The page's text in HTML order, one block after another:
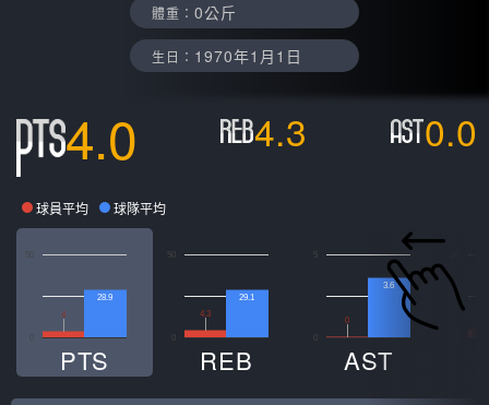
體重： 0公斤
生日： 1970年1月1日
4.0 4.3 0.0
球員平均 球隊平均
50
4
28.9
PTS
50
4.3
29.1
REB
5
0
3.6
AST